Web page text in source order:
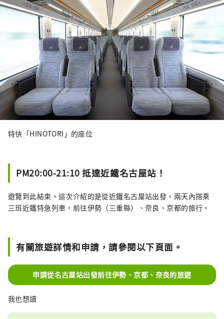
特快「HINOTORI」的座位
PM20:00-21:10 抵達近鐵名古屋站！
遊覽到此結束。這次介紹的是從近鐵名古屋站出發，兩天內搭乘
三班近鐵特急列車，前往伊勢（三重縣）、奈良、京都的旅行。
有關旅遊詳情和申請，請參閱以下頁面。
申請從名古屋站出發前往伊勢、京都、奈良的旅遊
我也想讀